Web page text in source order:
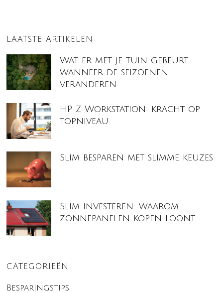
LAATSTE ARTIKELEN
Wat er met je tuin gebeurt
wanneer de seizoenen
veranderen
HP Z Workstation: kracht op
topniveau
Slim besparen met slimme keuzes
Slim investeren: waarom
zonnepanelen kopen loont
CATEGORIEËN
Besparingstips